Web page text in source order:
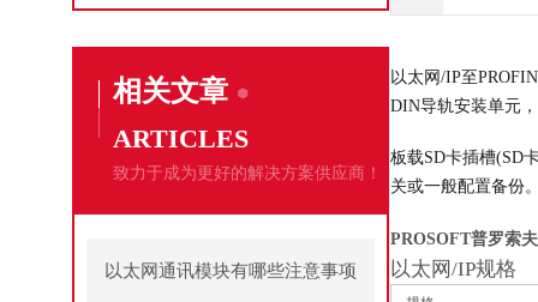
相关文章
ARTICLES
致力于成为更好的解决方案供应商！
以太网通讯模块有哪些注意事项
以太网/IP至
DIN导轨安装单元
板载SD卡插槽(SD
关或一般配置备份
PROSOFT普罗索
以太网/IP规格